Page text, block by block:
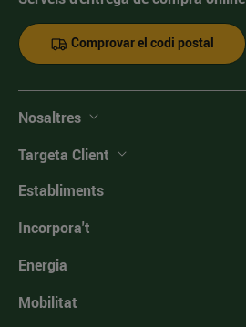
Comprovar el codi postal
Nosaltres
Targeta Client
Establiments
Incorpora't
Energia
Mobilitat